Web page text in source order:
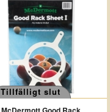
Tillfälligt slut